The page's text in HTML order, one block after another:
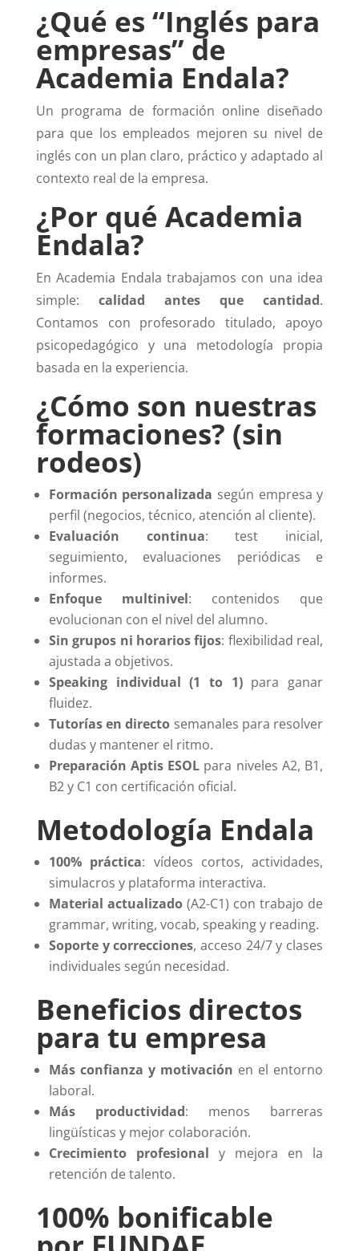
¿Qué es “Inglés para
empresas” de
Academia Endala?
Un programa de formación online diseñado
para que los empleados mejoren su nivel de
inglés con un plan claro, práctico y adaptado al
contexto real de la empresa.
¿Por qué Academia
Endala?
En Academia Endala trabajamos con una idea
simple: calidad antes que cantidad.
Contamos con profesorado titulado, apoyo
psicopedagógico y una metodología propia
basada en la experiencia.
¿Cómo son nuestras
formaciones? (sin
rodeos)
Formación personalizada según empresa y
perfil (negocios, técnico, atención al cliente).
Evaluación continua: test inicial,
seguimiento, evaluaciones periódicas e
informes.
Enfoque multinivel: contenidos que
evolucionan con el nivel del alumno.
Sin grupos ni horarios fijos: flexibilidad real,
ajustada a objetivos.
Speaking individual (1 to 1)para ganar
fluidez.
Tutorías en directo semanales para resolver
dudas y mantener el ritmo.
Preparación Aptis ESOL para niveles A2, B1,
B2 y C1 con certificación oficial.
Metodología Endala
100% práctica: vídeos cortos, actividades,
simulacros y plataforma interactiva.
Material actualizado(A2-C1) con trabajo de
grammar, writing, vocab, speaking y reading.
Soporte y correcciones, acceso 24/7 y clases
individuales según necesidad.
Beneficios directos
para tu empresa
Más confianza y motivación en el entorno
laboral.
Más productividad: menos barreras
lingüísticas y mejor colaboración.
Crecimiento profesional y mejora en la
retención de talento.
100% bonificable